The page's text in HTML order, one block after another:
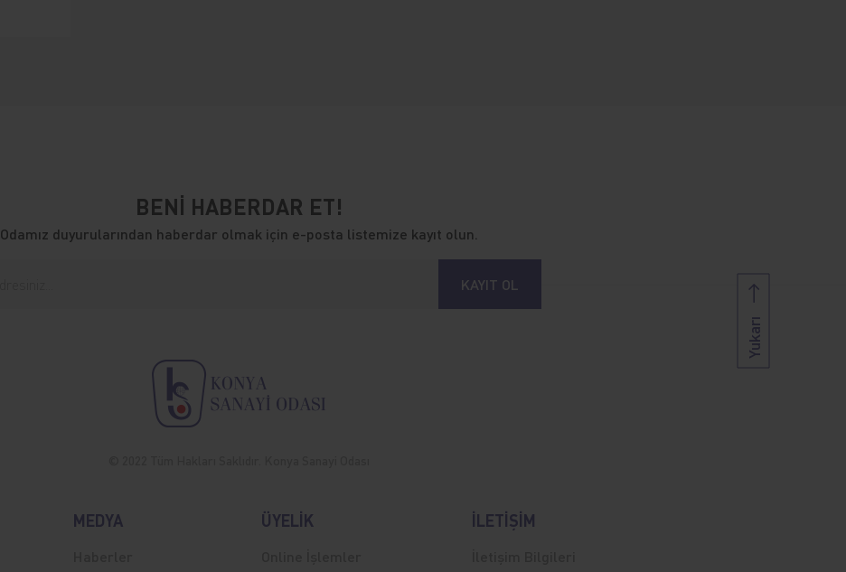
Yukarı
BENİ HABERDAR ET!
Odamız duyurularından haberdar olmak için e-posta listemize kayıt olun.
KAYIT OL
MEDYA ÜYELİK İLETİŞİM